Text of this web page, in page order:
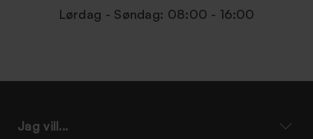
Lørdag - Søndag: 08:00 - 16:00
Jag vill...